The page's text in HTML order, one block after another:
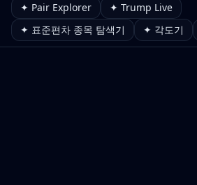
✦ Pair Explorer
✦ Trump Live
✦ 표준편차 종목 탐색기
✦ 각도기